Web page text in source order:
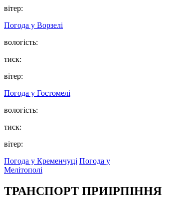
вітер:
Погода у Ворзелі
вологість:
тиск:
вітер:
Погода у Гостомелі
вологість:
тиск:
вітер:
Погода у Кременчуці Погода у
Мелітополі
ТРАНСПОРТ ПРИІРПІННЯ